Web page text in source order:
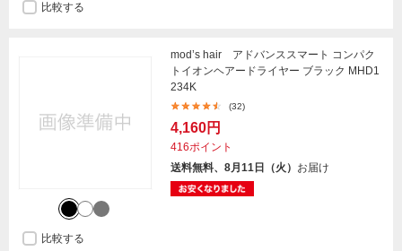
比較する
mod’s hair アドバンススマート コンパク
トイオンヘアードライヤー ブラック MHD1
234K
(32)
4,160円
416ポイント
送料無料、8月11日（火） お届け
比較する